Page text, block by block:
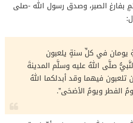
بفارغ الصبر، وصدق رسول الله -صلى
يومان في كلِّ سنةٍ يلعبون
صلَّى اللهُ عليه وسلَّم المدينةَ
فيهما وقد أبدلكما اللهُ
الفطر ويومُ الأضحَى”.